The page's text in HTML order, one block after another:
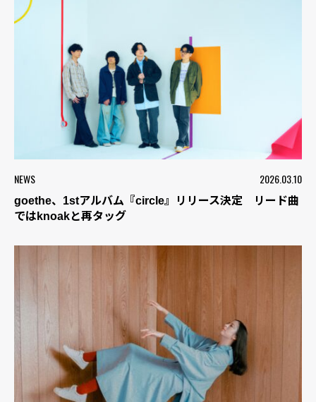
NEWS 2026.03.10
goethe、1stアルバム『circle』リリース決定 リード曲
ではknoakと再タッグ